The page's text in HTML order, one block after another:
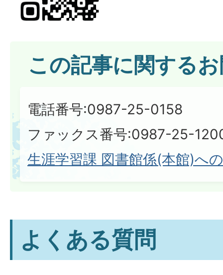
この記事に関する
電話番号:0987-25-0158
ファックス番号:0987-25-
生涯学習課 図書館係(本館)へ
よくある質問